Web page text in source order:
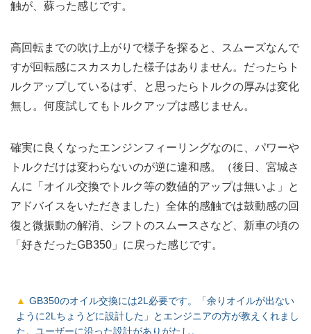
触が、蘇った感じです。
高回転までの吹け上がりで様子を探ると、スムーズなんで
すが回転感にスカスカした様子はありません。だったらト
ルクアップしているはず、と思ったらトルクの厚みは変化
無し。何度試してもトルクアップは感じません。
確実に良くなったエンジンフィーリングなのに、パワーや
トルクだけは変わらないのが逆に違和感。（後日、宮城さ
んに「オイル交換でトルク等の数値的アップは無いよ」と
アドバイスをいただきました）全体的感触では鼓動感の回
復と微振動の解消、シフトのスムースさなど、新車の頃の
「好きだったGB350」に戻った感じです。
GB350のオイル交換には2L必要です。「余りオイルが出ない
ように2Lちょうどに設計した」とエンジニアの方が教えくれまし
た。ユーザーに沿った設計がありがたし。